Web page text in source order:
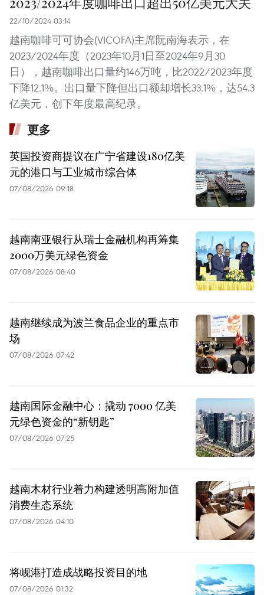
22/10/2024 03:14
越南咖啡可可协会(VICOFA)主席阮南海表示，在
2023/2024年度（2023年10月1日至2024年9月30
日），越南咖啡出口量约146万吨，比2022/2023年度
下降12.1%。出口量下降但出口额却增长33.1%，达54.3
亿美元，创下年度最高纪录。
更多
英国投资商提议在广宁省建设180亿美
元的港口与工业城市综合体
07/08/2026 09:18
越南南亚银行从瑞士金融机构再筹集
2000万美元绿色资金
07/08/2026 08:40
越南继续成为波兰食品企业的重点市
场
07/08/2026 07:42
越南国际金融中心：撬动 7000 亿美
元绿色资金的“新钥匙”
07/08/2026 07:25
越南木材行业着力构建透明高附加值
消费生态系统
07/08/2026 04:10
将岘港打造成战略投资目的地
07/08/2026 01:32